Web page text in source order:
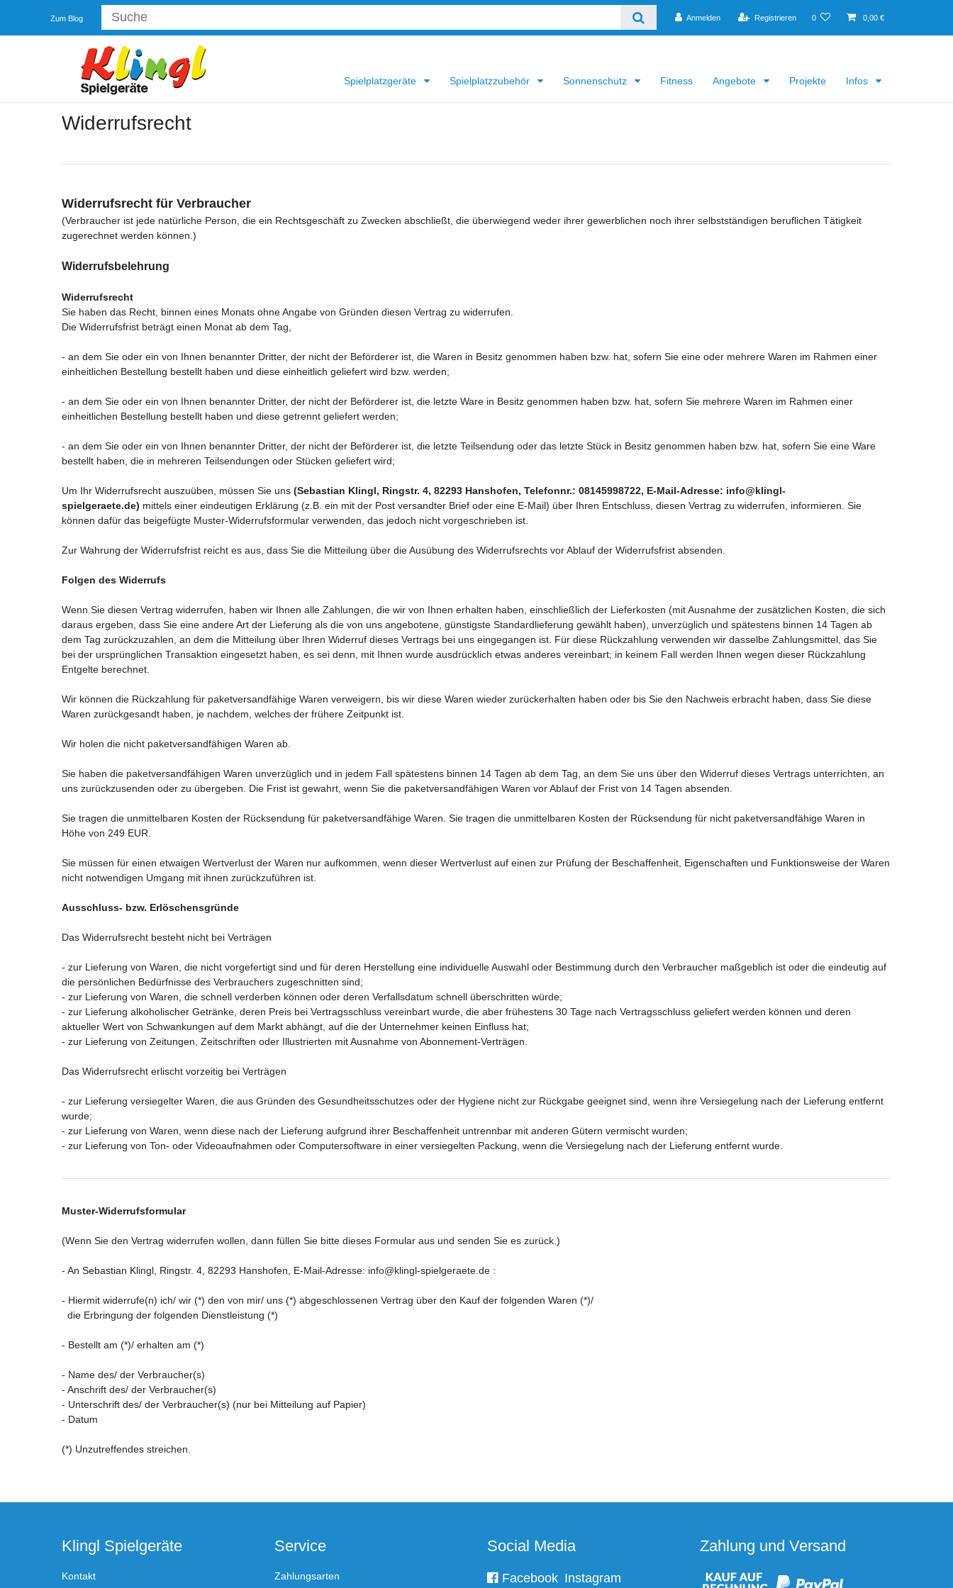
Zum Blog Anmelden Registrieren 0 0,00 €
Spielplatzgeräte Spielplatzzubehör Sonnenschutz Fitness Angebote Projekte Infos
Widerrufs­recht
Widerrufsrecht für Verbraucher
(Verbraucher ist jede natürliche Person, die ein Rechtsgeschäft zu Zwecken abschließt, die überwiegend weder ihrer gewerblichen noch ihrer selbstständigen beruflichen Tätigkeit
zugerechnet werden können.)
Widerrufsbelehrung
Widerrufsrecht
Sie haben das Recht, binnen eines Monats ohne Angabe von Gründen diesen Vertrag zu widerrufen.
Die Widerrufsfrist beträgt einen Monat ab dem Tag
- an dem Sie oder ein von Ihnen benannter Dritter, der nicht der Beförderer ist, die Waren in Besitz genommen haben bzw. hat, sofern Sie eine oder mehrere Waren im Rahmen einer
einheitlichen Bestellung bestellt haben und diese einheitlich geliefert wird bzw. werden;
- an dem Sie oder ein von Ihnen benannter Dritter, der nicht der Beförderer ist, die letzte Ware in Besitz genommen haben bzw. hat, sofern Sie mehrere Waren im Rahmen einer
einheitlichen Bestellung bestellt haben und diese getrennt geliefert werden;
- an dem Sie oder ein von Ihnen benannter Dritter, der nicht der Beförderer ist, die letzte Teilsendung oder das letzte Stück in Besitz genommen haben bzw. hat, sofern Sie eine Ware
bestellt haben, die in mehreren Teilsendungen oder Stücken geliefert wird;
Um Ihr Widerrufsrecht auszuüben, müssen Sie uns (Sebastian Klingl, Ringstr. 4, 82293 Hanshofen, Telefonnr.: 08145998722, E-Mail-Adresse: info@klingl-
spielgeraete.de) mittels einer eindeutigen Erklärung (z.B. ein mit der Post versandter Brief oder eine E-Mail) über Ihren Entschluss, diesen Vertrag zu widerrufen, informieren. Sie
können dafür das beigefügte Muster-Widerrufsformular verwenden, das jedoch nicht vorgeschrieben ist.
Zur Wahrung der Widerrufsfrist reicht es aus, dass Sie die Mitteilung über die Ausübung des Widerrufsrechts vor Ablauf der Widerrufsfrist absenden.
Folgen des Widerrufs
Wenn Sie diesen Vertrag widerrufen, haben wir Ihnen alle Zahlungen, die wir von Ihnen erhalten haben, einschließlich der Lieferkosten (mit Ausnahme der zusätzlichen Kosten, die sich
daraus ergeben, dass Sie eine andere Art der Lieferung als die von uns angebotene, günstigste Standardlieferung gewählt haben), unverzüglich und spätestens binnen 14 Tagen ab
dem Tag zurückzuzahlen, an dem die Mitteilung über Ihren Widerruf dieses Vertrags bei uns eingegangen ist. Für diese Rückzahlung verwenden wir dasselbe Zahlungsmittel, das Sie
bei der ursprünglichen Transaktion eingesetzt haben, es sei denn, mit Ihnen wurde ausdrücklich etwas anderes vereinbart; in keinem Fall werden Ihnen wegen dieser Rückzahlung
Entgelte berechnet.
Wir können die Rückzahlung für paketversandfähige Waren verweigern, bis wir diese Waren wieder zurückerhalten haben oder bis Sie den Nachweis erbracht haben, dass Sie diese
Waren zurückgesandt haben, je nachdem, welches der frühere Zeitpunkt ist.
Wir holen die nicht paketversandfähigen Waren ab.
Sie haben die paketversandfähigen Waren unverzüglich und in jedem Fall spätestens binnen 14 Tagen ab dem Tag, an dem Sie uns über den Widerruf dieses Vertrags unterrichten, an
uns zurückzusenden oder zu übergeben. Die Frist ist gewahrt, wenn Sie die paketversandfähigen Waren vor Ablauf der Frist von 14 Tagen absenden.
Sie tragen die unmittelbaren Kosten der Rücksendung für paketversandfähige Waren. Sie tragen die unmittelbaren Kosten der Rücksendung für nicht paketversandfähige Waren in
Höhe von 249 EUR.
Sie müssen für einen etwaigen Wertverlust der Waren nur aufkommen, wenn dieser Wertverlust auf einen zur Prüfung der Beschaffenheit, Eigenschaften und Funktionsweise der Waren
nicht notwendigen Umgang mit ihnen zurückzuführen ist.
Ausschluss- bzw. Erlöschensgründe
Das Widerrufsrecht besteht nicht bei Verträgen
- zur Lieferung von Waren, die nicht vorgefertigt sind und für deren Herstellung eine individuelle Auswahl oder Bestimmung durch den Verbraucher maßgeblich ist oder die eindeutig auf
die persönlichen Bedürfnisse des Verbrauchers zugeschnitten sind;
- zur Lieferung von Waren, die schnell verderben können oder deren Verfallsdatum schnell überschritten würde;
- zur Lieferung alkoholischer Getränke, deren Preis bei Vertragsschluss vereinbart wurde, die aber frühestens 30 Tage nach Vertragsschluss geliefert werden können und deren
aktueller Wert von Schwankungen auf dem Markt abhängt, auf die der Unternehmer keinen Einfluss hat;
- zur Lieferung von Zeitungen, Zeitschriften oder Illustrierten mit Ausnahme von Abonnement-Verträgen.
Das Widerrufsrecht erlischt vorzeitig bei Verträgen
- zur Lieferung versiegelter Waren, die aus Gründen des Gesundheitsschutzes oder der Hygiene nicht zur Rückgabe geeignet sind, wenn ihre Versiegelung nach der Lieferung entfernt
wurde;
- zur Lieferung von Waren, wenn diese nach der Lieferung aufgrund ihrer Beschaffenheit untrennbar mit anderen Gütern vermischt wurden;
- zur Lieferung von Ton- oder Videoaufnahmen oder Computersoftware in einer versiegelten Packung, wenn die Versiegelung nach der Lieferung entfernt wurde.
Muster-Widerrufsformular
(Wenn Sie den Vertrag widerrufen wollen, dann füllen Sie bitte dieses Formular aus und senden Sie es zurück.)
- An Sebastian Klingl, Ringstr. 4, 82293 Hanshofen, E-Mail-Adresse: info@klingl-spielgeraete.de :
- Hiermit widerrufe(n) ich/ wir (*) den von mir/ uns (*) abgeschlossenen Vertrag über den Kauf der folgenden Waren (*)/
die Erbringung der folgenden Dienstleistung (*)
- Bestellt am (*)/ erhalten am (*)
- Name des/ der Verbraucher(s)
- Anschrift des/ der Verbraucher(s)
- Unterschrift des/ der Verbraucher(s) (nur bei Mitteilung auf Papier)
- Datum
(*) Unzutreffendes streichen.
Klingl Spielgeräte
Kontakt
Service
Zahlungsarten
Social Media
Facebook Instagram
Zahlung und Versand